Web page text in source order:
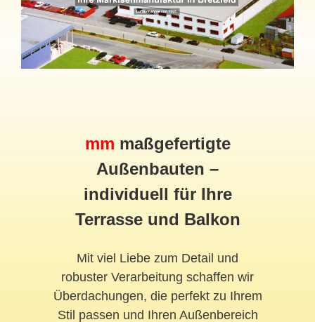
mm maßgefertigte
Außenbauten –
individuell für Ihre
Terrasse und Balkon
Mit viel Liebe zum Detail und
robuster Verarbeitung schaffen wir
Überdachungen, die perfekt zu Ihrem
Stil passen und Ihren Außenbereich